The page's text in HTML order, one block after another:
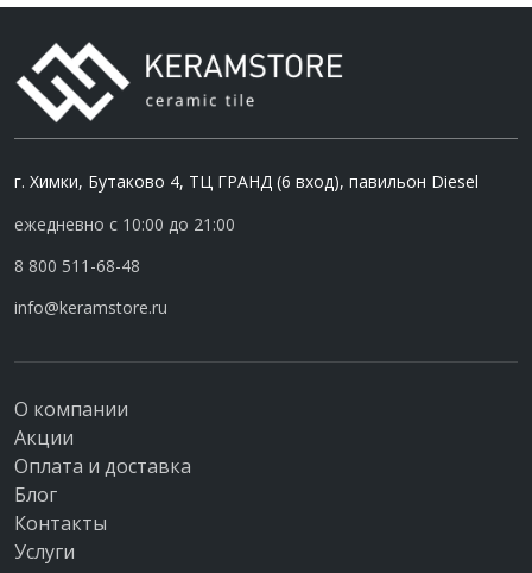
г. Химки, Бутаково 4, ТЦ ГРАНД (6 вход), павильон Diesel
ежедневно с 10:00 до 21:00
8 800 511-68-48
info@keramstore.ru
О компании
Акции
Оплата и доставка
Блог
Контакты
Услуги